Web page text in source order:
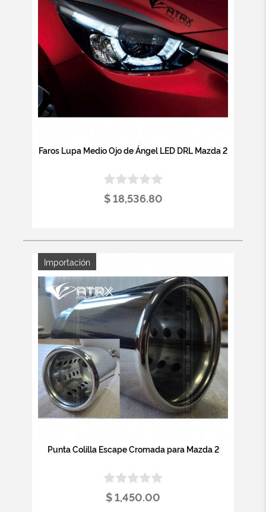
Faros Lupa Medio Ojo de Ángel LED DRL Mazda 2
$ 18,536.80
Importación
Punta Colilla Escape Cromada para Mazda 2
$ 1,450.00